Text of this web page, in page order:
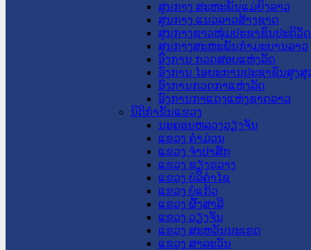
ສູນກາງ ສະຫະພັນແມ່ຍິງລາວ
ສູນກາງ ແນວລາວສ້າງຊາດ
ສູນກາງຊາວໜຸ່ມປະຊາຊົນປະຕິວັ
ສູນກາງສະຫະພັນກຳມະບານລາວ
ອົງການ ກວດສອບແຫ່ງລັດ
ອົງການ ໄອຍະການປະຊາຊົນສູງສຸ
ອົງການກວດກາແຫ່ງລັດ
ອົງການກາແດງແຫ່ງຊາດລາວ
ນິຕິກໍາຂັ້ນແຂວງ
ນະ​ຄອນ​ຫລວງວຽງຈັນ
ແຂວງ ຄໍາມ່ວນ
ແຂວງ ຈໍາປາສັກ
ແຂວງ ຊຽງຂວາງ
ແຂວງ ບໍລິຄໍາໄຊ
ແຂວງ ບໍ່ແກ້ວ
ແຂວງ ຜົ້ງສາລີ
ແຂວງ ວຽງຈັນ
ແຂວງ ສະຫວັນນະເຂດ
ແຂວງ ສາລະວັນ